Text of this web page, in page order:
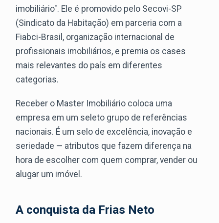
imobiliário". Ele é promovido pelo Secovi-SP
(Sindicato da Habitação) em parceria com a
Fiabci-Brasil, organização internacional de
profissionais imobiliários, e premia os cases
mais relevantes do país em diferentes
categorias.
Receber o Master Imobiliário coloca uma
empresa em um seleto grupo de referências
nacionais. É um selo de excelência, inovação e
seriedade — atributos que fazem diferença na
hora de escolher com quem comprar, vender ou
alugar um imóvel.
A conquista da Frias Neto